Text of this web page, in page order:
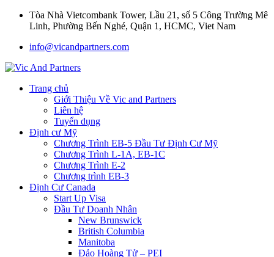
Tòa Nhà Vietcombank Tower, Lầu 21, số 5 Công Trường Mê
Linh, Phường Bến Nghé, Quận 1, HCMC, Viet Nam
info@vicandpartners.com
Trang chủ
Giới Thiệu Về Vic and Partners
Liên hệ
Tuyển dụng
Định cư Mỹ
Chương Trình EB-5 Đầu Tư Định Cư Mỹ
Chương Trình L-1A, EB-1C
Chương Trình E-2
Chương trình EB-3
Định Cư Canada
Start Up Visa
Đầu Tư Doanh Nhân
New Brunswick
British Columbia
Manitoba
Đảo Hoàng Tử – PEI